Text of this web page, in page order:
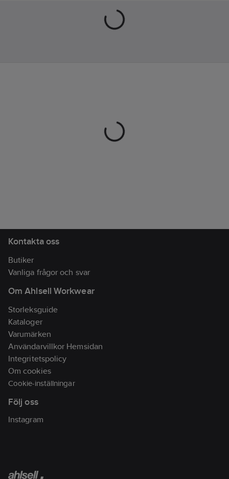
Kontakta oss
Butiker
Vanliga frågor och svar
Om Ahlsell Workwear
Storleksguide
Kataloger
Varumärken
Användarvillkor Hemsidan
Integritetspolicy
Om cookies
Cookie-inställningar
Följ oss
Instagram